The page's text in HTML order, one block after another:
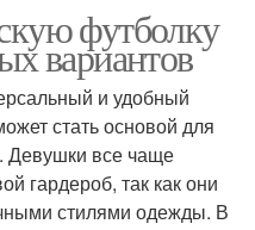
футболку
вариантов
и удобный
стать основой для
Девушки все чаще
гардероб, так как они
стилями одежды. В